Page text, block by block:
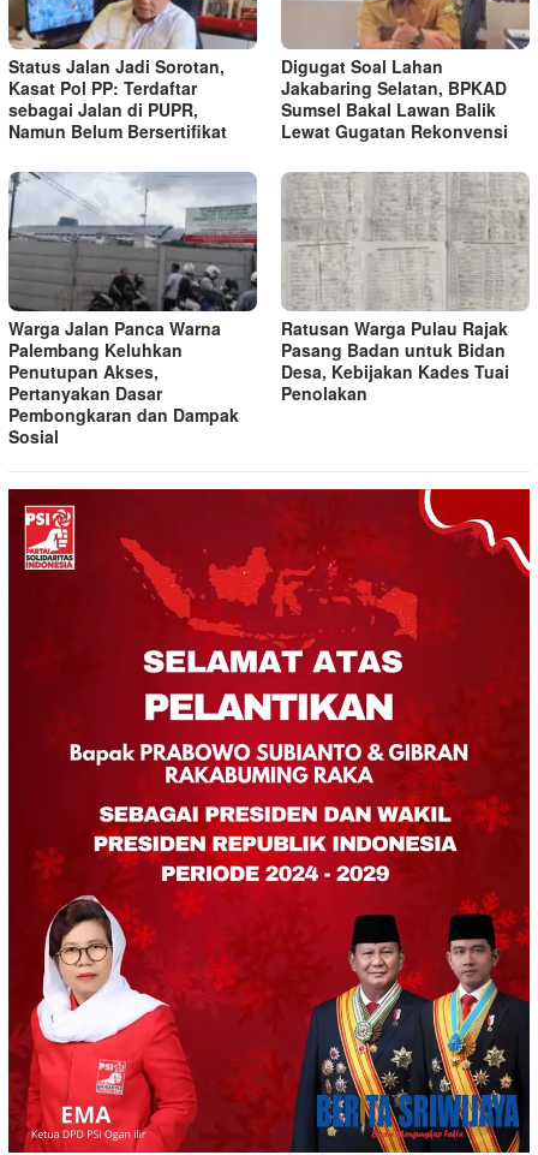
Status Jalan Jadi Sorotan,
Kasat Pol PP: Terdaftar
sebagai Jalan di PUPR,
Namun Belum Bersertifikat
Digugat Soal Lahan
Jakabaring Selatan, BPKAD
Sumsel Bakal Lawan Balik
Lewat Gugatan Rekonvensi
Warga Jalan Panca Warna
Palembang Keluhkan
Penutupan Akses,
Pertanyakan Dasar
Pembongkaran dan Dampak
Sosial
Ratusan Warga Pulau Rajak
Pasang Badan untuk Bidan
Desa, Kebijakan Kades Tuai
Penolakan